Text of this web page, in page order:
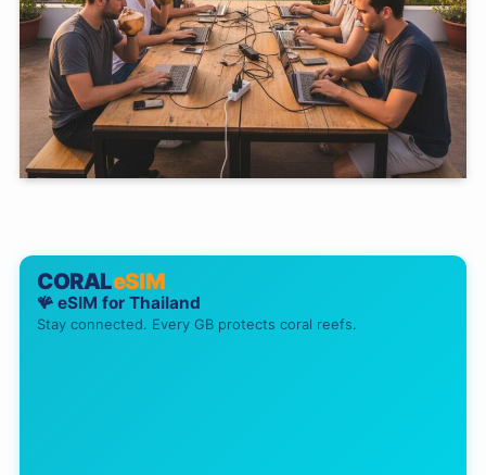
CORALeSIM
🪸 eSIM for Thailand
Stay connected. Every GB protects coral reefs.